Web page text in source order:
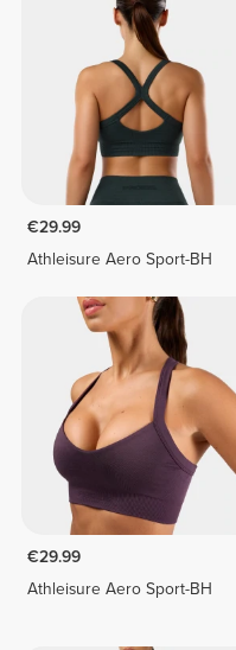
€29.99
Athleisure Aero Sport-BH
€29.99
Athleisure Aero Sport-BH